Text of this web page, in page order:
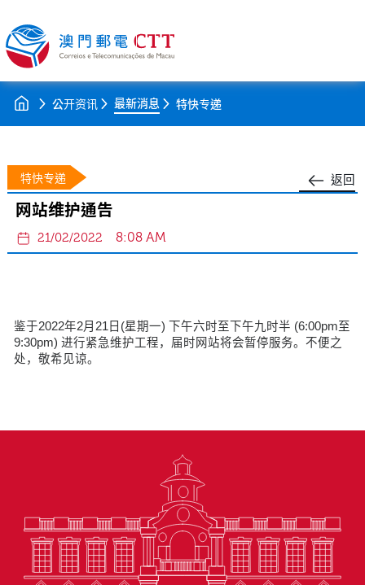
公开资讯 最新消息 特快专递
返回
特快专递
网站维护通告
21/02/2022 8:08 AM
鉴于2022年2月21日(星期一) 下午六时至下午九时半 (6:00pm至
9:30pm) 进行紧急维护工程，届时网站将会暂停服务。不便之
处，敬希见谅。